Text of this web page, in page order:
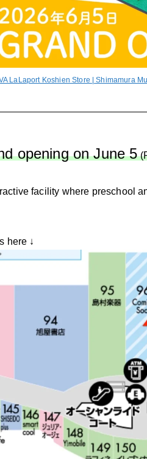
LaLaport Koshien Store | Shimamura
opening on June 5
facility where preschool
here ↓